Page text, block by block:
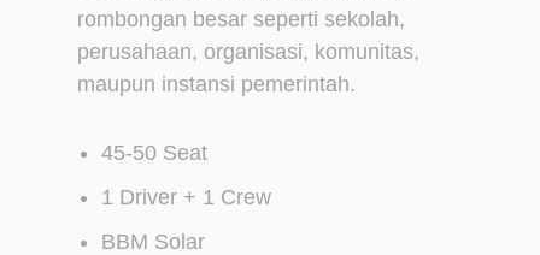
rombongan besar seperti sekolah,
perusahaan, organisasi, komunitas,
maupun instansi pemerintah.
45-50 Seat
1 Driver + 1 Crew
BBM Solar